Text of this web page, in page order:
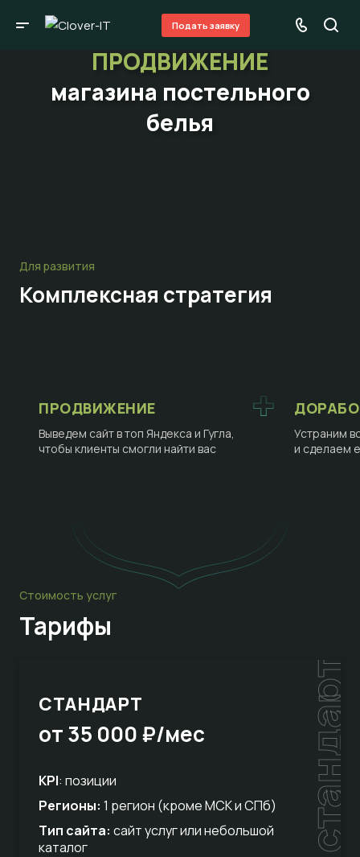
Подать заявку
ПРОДВИЖЕНИЕ
магазина постельного
белья
Для развития
Комплексная стратегия
ПРОДВИЖЕНИЕ
Выведем сайт в топ Яндекса и Гугла,
чтобы клиенты смогли найти вас
Устраним
и сделаем
Стоимость услуг
Тарифы
стандарт
СТАНДАРТ
от 35 000 ₽/мес
KPI: позиции
Регионы: 1 регион (кроме МСК и СПб)
Тип сайта: сайт услуг или небольшой
каталог